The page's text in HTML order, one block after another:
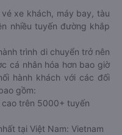
xe khách, máy bay, tàu
nhiều tuyến đường khắp
trình di chuyển trở nên
cá nhân hóa hơn bao giờ
hành khách với các đối
gồm:
trên 5000+ tuyến
tại Việt Nam: Vietnam